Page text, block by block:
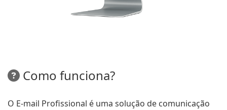
Como funciona?
O E-mail Profissional é uma solução de comunicação